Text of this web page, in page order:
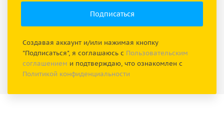
Создавая аккаунт и/или нажимая кнопку
"Подписаться", я соглашаюсь с Пользовательским
соглашением и подтверждаю, что ознакомлен с
Политикой конфиденциальности